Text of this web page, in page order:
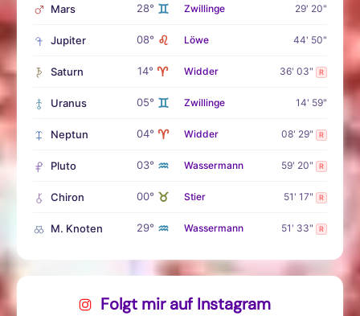
Mars 28° ♊ Zwillinge 29' 20"
Jupiter 08° ♌ Löwe 44' 50"
Saturn 14° ♈ Widder 36' 03" R
Uranus 05° ♊ Zwillinge 14' 59"
Neptun 04° ♈ Widder 08' 29" R
Pluto 03° ♒ Wassermann 59' 20" R
Chiron 00° ♉ Stier 51' 17" R
M. Knoten 29° ♒ Wassermann 51' 33" R
Folgt mir auf Instagram